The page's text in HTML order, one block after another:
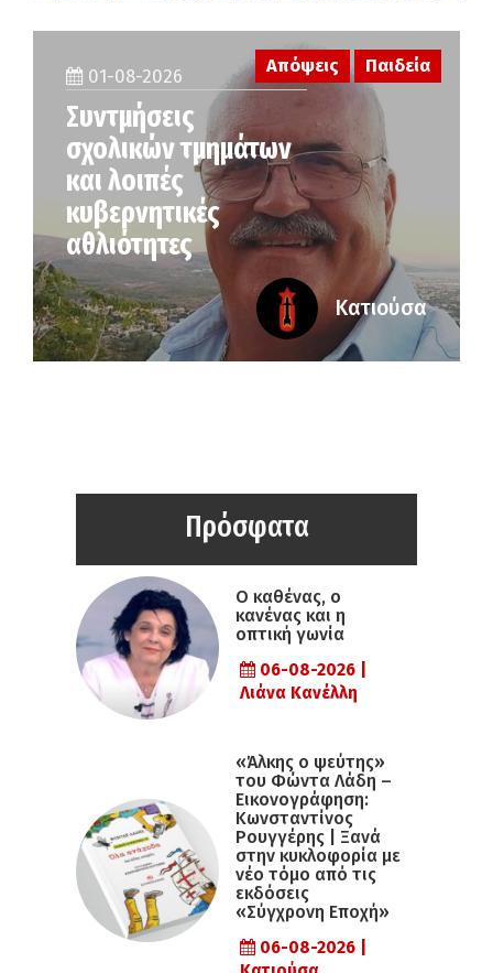
01-08-2026
Συντμήσεις
σχολικών τμημάτων
και λοιπές
κυβερνητικές
αθλιότητες
Απόψεις Παιδεία
Κατιούσα
Πρόσφατα
Ο καθένας, ο
κανένας και η
οπτική γωνία
06-08-2026 |
Λιάνα Κανέλλη
«Άλκης ο ψεύτης»
του Φώντα Λάδη –
Εικονογράφηση:
Κωνσταντίνος
Ρουγγέρης | Ξανά
στην κυκλοφορία με
νέο τόμο από τις
εκδόσεις
«Σύγχρονη Εποχή»
06-08-2026 |